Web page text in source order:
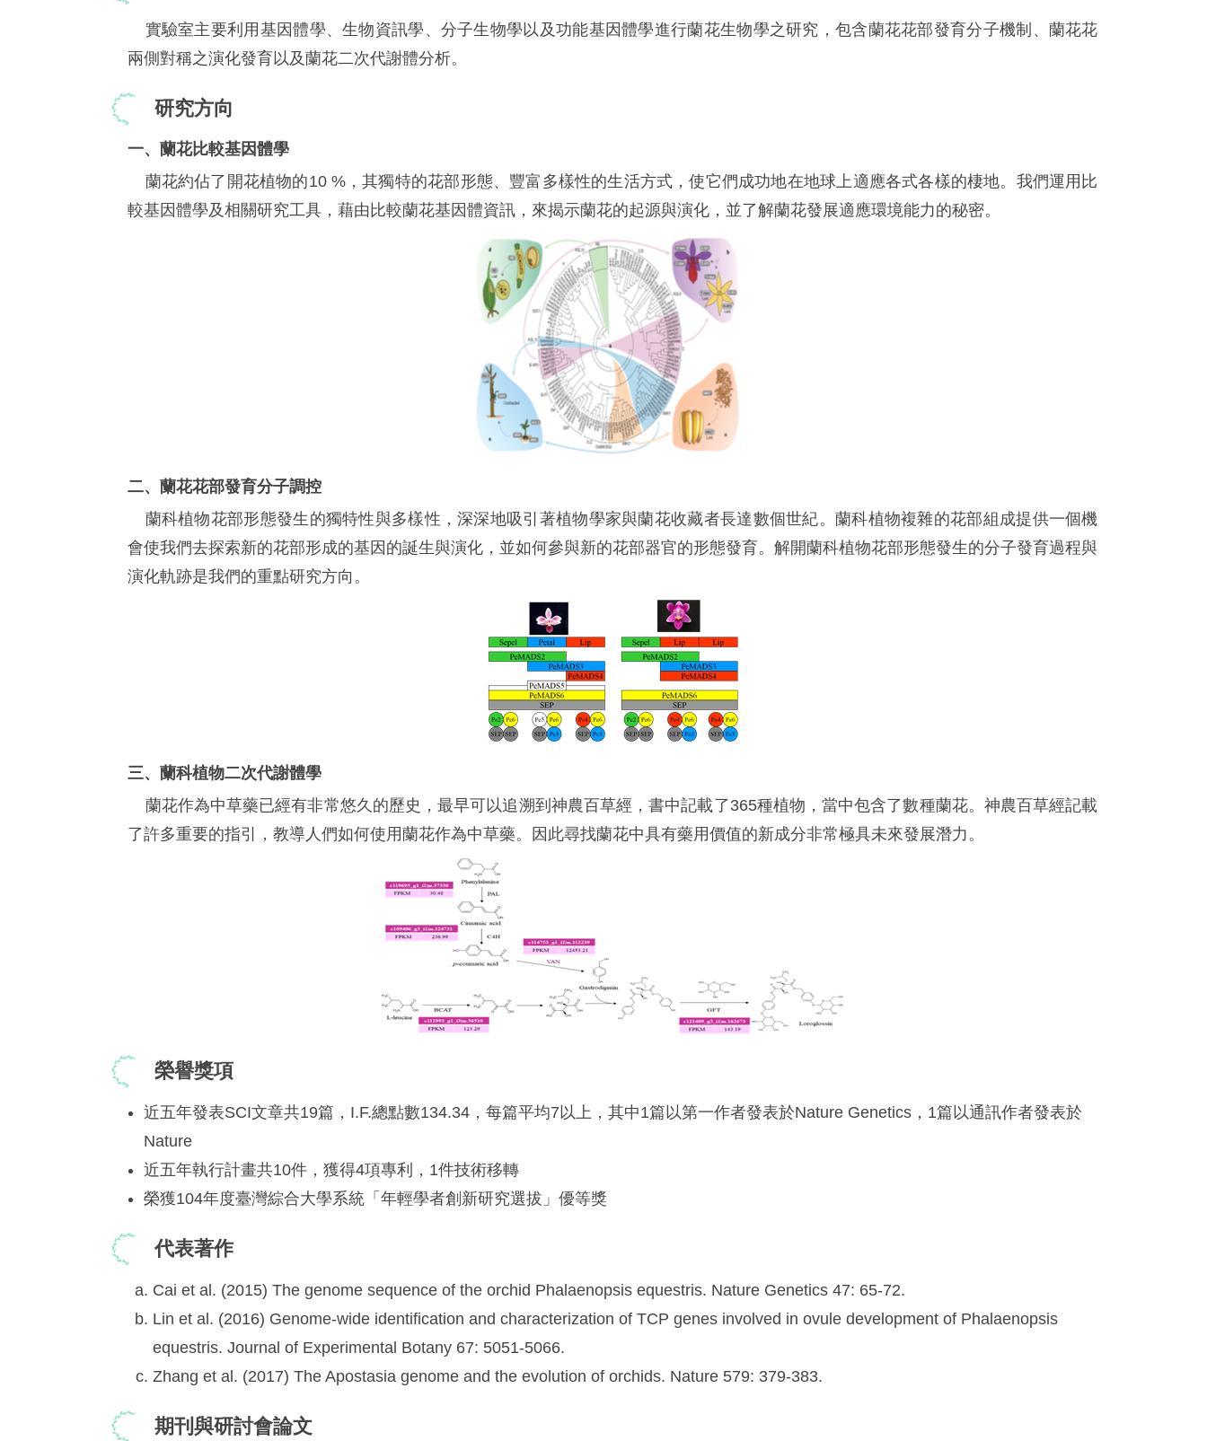
實驗室主要利用基因體學、生物資訊學、分子生物學以及功能基因體學進行蘭花生物學之研究，包含蘭花花部發育分子機制、蘭花花
兩側對稱之演化發育以及蘭花二次代謝體分析。
研究方向
一、蘭花比較基因體學
蘭花約佔了開花植物的10 %，其獨特的花部形態、豐富多樣性的生活方式，使它們成功地在地球上適應各式各樣的棲地。我們運用比
較基因體學及相關研究工具，藉由比較蘭花基因體資訊，來揭示蘭花的起源與演化，並了解蘭花發展適應環境能力的秘密。
二、蘭花花部發育分子調控
蘭科植物花部形態發生的獨特性與多樣性，深深地吸引著植物學家與蘭花收藏者長達數個世紀。蘭科植物複雜的花部組成提供一個機
會使我們去探索新的花部形成的基因的誕生與演化，並如何參與新的花部器官的形態發育。解開蘭科植物花部形態發生的分子發育過程與
演化軌跡是我們的重點研究方向。
三、蘭科植物二次代謝體學
蘭花作為中草藥已經有非常悠久的歷史，最早可以追溯到神農百草經，書中記載了365種植物，當中包含了數種蘭花。神農百草經記載
了許多重要的指引，教導人們如何使用蘭花作為中草藥。因此尋找蘭花中具有藥用價值的新成分非常極具未來發展潛力。
榮譽獎項
近五年發表SCI文章共19篇，I.F.總點數134.34，每篇平均7以上，其中1篇以第一作者發表於Nature Genetics，1篇以通訊作者發表於
Nature
近五年執行計畫共10件，獲得4項專利，1件技術移轉
榮獲104年度臺灣綜合大學系統「年輕學者創新研究選拔」優等獎
代表著作
Cai et al. (2015) The genome sequence of the orchid Phalaenopsis equestris. Nature Genetics 47: 65-72.
Lin et al. (2016) Genome-wide identification and characterization of TCP genes involved in ovule development of Phalaenopsis
equestris. Journal of Experimental Botany 67: 5051-5066.
Zhang et al. (2017) The Apostasia genome and the evolution of orchids. Nature 579: 379-383.
期刊與研討會論文